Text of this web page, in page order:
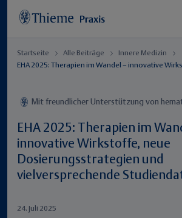
Startseite Alle Beiträge
Innere Medizin
Mit freundlicher Unterstützung von
EHA 2025: Therapien im
innovative Wirkstoffe, neue
Dosierungsstrategien und
vielversprechende
24. Juli 2025